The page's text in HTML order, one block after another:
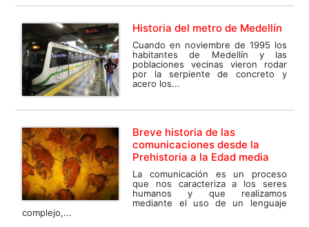
Historia del metro de Medellín
Cuando en noviembre de 1995 los
habitantes de Medellín y las
poblaciones vecinas vieron rodar
por la serpiente de concreto y
acero los...
Breve historia de las
comunicaciones desde la
Prehistoria a la Edad media
La comunicación es un proceso
que nos caracteriza a los seres
humanos y que realizamos
mediante el uso de un lenguaje
complejo,...